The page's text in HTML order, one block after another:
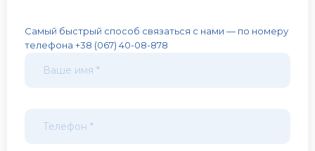
Самый быстрый способ связаться с нами — по номеру
телефона +38 (067) 40-08-878